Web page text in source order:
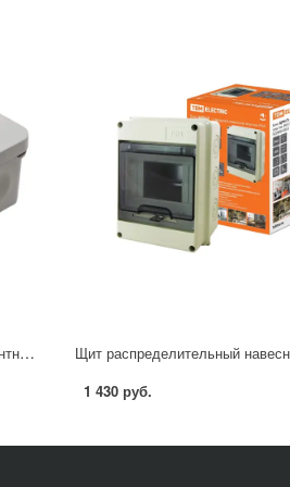
Распределительная двуxкомпонентная коробка Mirkl 70x70x40 мм 6 вводов IP66 цвет серый
1 430 руб.